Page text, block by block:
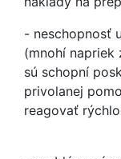
- neschopnosť
(mnohí napriek
sú schopní
privolanej
reagovať